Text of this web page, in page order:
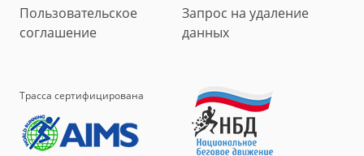
Пользовательское
соглашение
Запрос на удаление
данных
Трасса сертифицирована